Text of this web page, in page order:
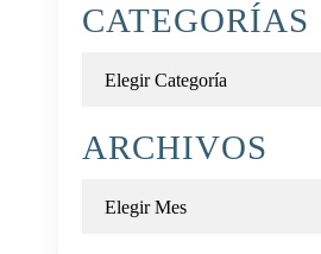
CATEGORÍAS
ARCHIVOS